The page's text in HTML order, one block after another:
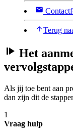
Terug
Het
Als jij toe bent aan
dan zijn dit de
1
Vraag hulp